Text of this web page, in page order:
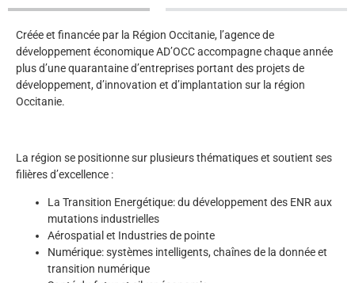
Créée et financée par la Région Occitanie, l’agence de
développement économique AD’OCC accompagne chaque année
plus d’une quarantaine d’entreprises portant des projets de
développement, d’innovation et d’implantation sur la région
Occitanie.
La région se positionne sur plusieurs thématiques et soutient ses
filières d’excellence :
La Transition Energétique: du développement des ENR aux
mutations industrielles
Aérospatial et Industries de pointe
Numérique: systèmes intelligents, chaînes de la donnée et
transition numérique